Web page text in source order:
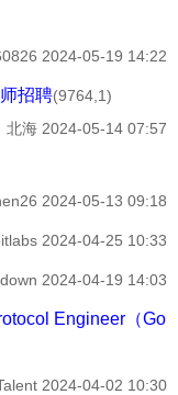
2024-05-19 14:22
招聘(9764,1)
北海 2024-05-14 07:57
2024-05-13 09:18
2024-04-25 10:33
2024-04-19 14:03
Engineer（
2024-04-02 10:30